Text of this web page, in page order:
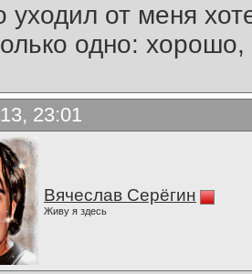
уходил от меня
одно:
23:01
Вячеслав Серёгин
Живу я здесь